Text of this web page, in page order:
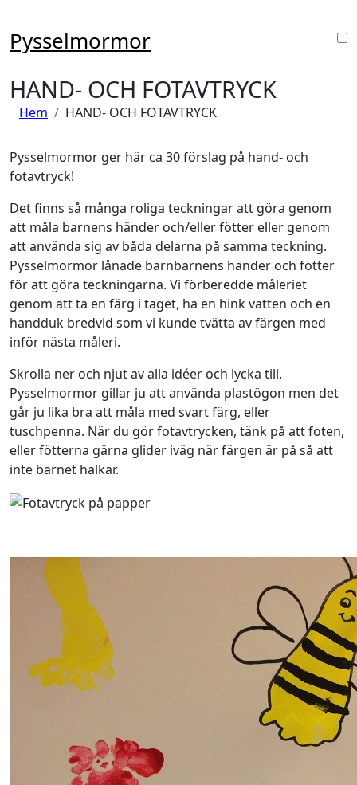
innehåll
Pysselmormor
HAND- OCH FOTAVTRYCK
Hem HAND- OCH FOTAVTRYCK
Pysselmormor ger här ca 30 förslag på hand- och
fotavtryck!
Det finns så många roliga teckningar att göra genom
att måla barnens händer och/eller fötter eller genom
att använda sig av båda delarna på samma teckning.
Pysselmormor lånade barnbarnens händer och fötter
för att göra teckningarna. Vi förberedde måleriet
genom att ta en färg i taget, ha en hink vatten och en
handduk bredvid som vi kunde tvätta av färgen med
inför nästa måleri.
Skrolla ner och njut av alla idéer och lycka till.
Pysselmormor gillar ju att använda plastögon men det
går ju lika bra att måla med svart färg, eller
tuschpenna. När du gör fotavtrycken, tänk på att foten,
eller fötterna gärna glider iväg när färgen är på så att
inte barnet halkar.